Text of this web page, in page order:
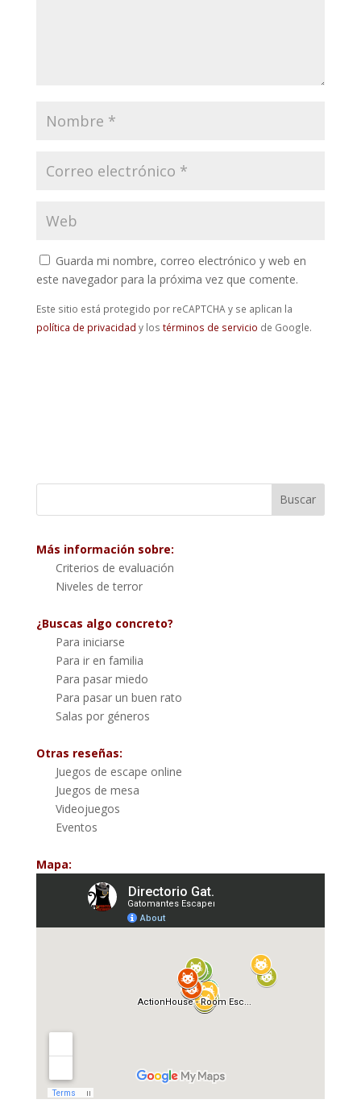
Guarda mi nombre, correo electrónico y web en
este navegador para la próxima vez que comente.
Este sitio está protegido por reCAPTCHA y se aplican la
política de privacidad y los términos de servicio de Google.
Más información sobre:
Criterios de evaluación
Niveles de terror
¿Buscas algo concreto?
Para iniciarse
Para ir en familia
Para pasar miedo
Para pasar un buen rato
Salas por géneros
Otras reseñas:
Juegos de escape online
Juegos de mesa
Videojuegos
Eventos
Mapa: